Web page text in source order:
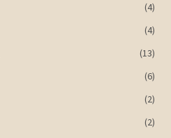
(4)
(4)
(13)
(6)
(2)
(2)